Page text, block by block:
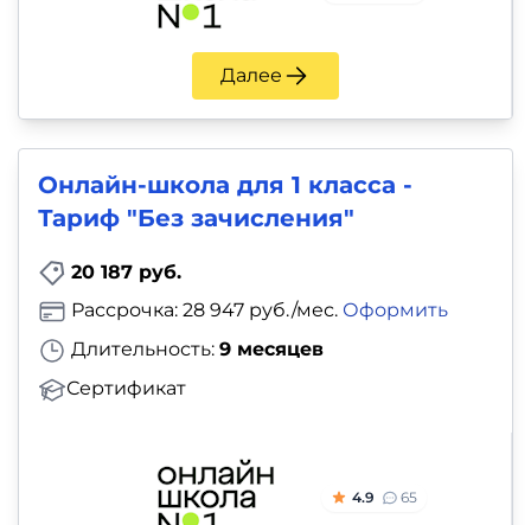
Далее
Онлайн-школа для 1 класса -
Тариф "Без зачисления"
20 187 руб.
Длительность: 9 месяцев
Сертификат
Рассрочка: 28 947 руб./мес. Оформить
4.9 65